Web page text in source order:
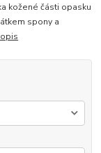
kožené části opasku
spony a